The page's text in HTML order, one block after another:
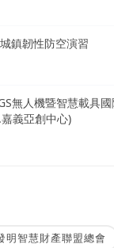
鎮韌性防空演習
無人機暨智慧載具
義亞創中心)
明智慧財產聯盟總會